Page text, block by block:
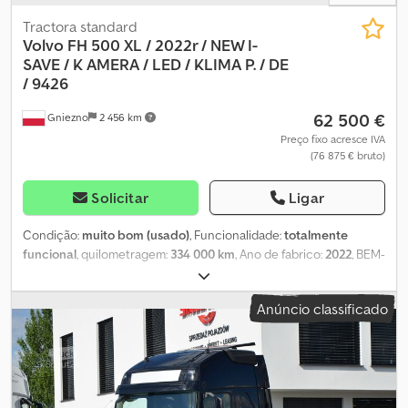
Gniezno 2 456 km
Tractora standard
Volvo FH 500 XL / 2022r / NEW I-
SAVE / KAMERA / LED / KLIMA P. / DE
/ 9426
62 500 €
Preço fixo acresce IVA
(76 875 € bruto)
Solicitar Ligar
Condição: muito bom (usado), Funcionalidade:totalmente
funcional , quilometragem: 334 000 km , Ano de fabrico: 2022 , BEM-
VINDOS A EMPRESA SMUSZKIEWICZ OFERECE: CAMIÃO TRATOR
4x2 VOLVO FH 5 500 CV CABINE MAIS ALTA – XL NOVO MODELO
VERSÃO COM TECNOLOGIA I-SAVE, TURBO COMPOUND (O Volvo
FH com I-Save combina motores D13TC com o Pacote de
Eficiência de Combustível. Pode reduzir os custos de
combustível em até 10%. Além disso, o I-Save permite uma
condução prolongada com menor velocidade do motor e em
Anúncio classificado